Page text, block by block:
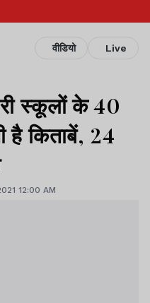
वीडियो Live
स्कूलों के 40
है किताबें, 24
12:00 AM